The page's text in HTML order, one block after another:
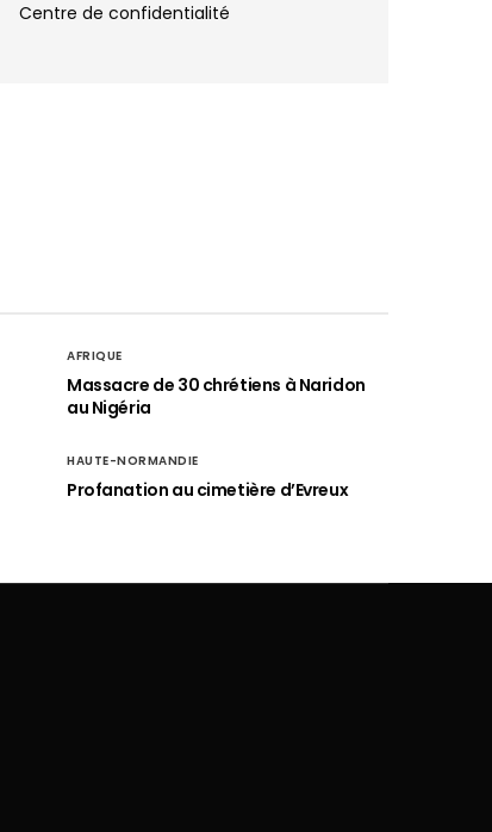
Centre de confidentialité
AFRIQUE
Massacre de 30 chrétiens à Naridon
au Nigéria
HAUTE-NORMANDIE
Profanation au cimetière d’Evreux